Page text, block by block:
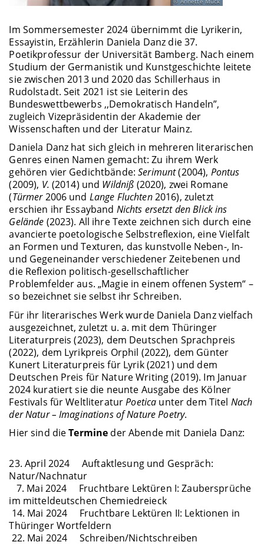
Im Sommersemester 2024 übernimmt die Lyrikerin,
Essayistin, Erzählerin Daniela Danz die 37.
Poetikprofessur der Universität Bamberg. Nach einem
Studium der Germanistik und Kunstgeschichte leitete
sie zwischen 2013 und 2020 das Schillerhaus in
Rudolstadt. Seit 2021 ist sie Leiterin des
Bundeswettbewerbs ,,Demokratisch Handeln”,
zugleich Vizepräsidentin der Akademie der
Wissenschaften und der Literatur Mainz.
Daniela Danz hat sich gleich in mehreren literarischen
Genres einen Namen gemacht: Zu ihrem Werk
gehören vier Gedichtbände:Serimunt(2004), Pontus
(2009), V. (2014) und Wildniß (2020), zwei Romane
(Türmer2006 und Lange Fluchten2016), zuletzt
erschien ihr Essayband Nichts ersetzt den Blick ins
Gelände (2023). All ihre Texte zeichnen sich durch eine
avancierte poetologische Selbstreflexion, eine Vielfalt
an Formen und Texturen, das kunstvolle Neben-, In-
und Gegeneinander verschiedener Zeitebenen und
die Reflexion politisch-gesellschaftlicher
Problemfelder aus. „Magie in einem offenen System“ –
so bezeichnet sie selbst ihr Schreiben.
Für ihr literarisches Werk wurde Daniela Danz vielfach
ausgezeichnet, zuletzt u. a. mit dem Thüringer
Literaturpreis (2023), dem Deutschen Sprachpreis
(2022), dem Lyrikpreis Orphil (2022), dem Günter
Kunert Literaturpreis für Lyrik (2021) und dem
Deutschen Preis für Nature Writing (2019). Im Januar
2024 kuratiert sie die neunte Ausgabe des Kölner
Festivals für WeltliteraturPoetica unter dem Titel Nach
der Natur – Imaginations of Nature Poetry.
Hier sind dieTermine der Abende mit Daniela Danz:
23. April 2024 Auftaktlesung und Gespräch:
Natur/Nachnatur
7. Mai 2024 Fruchtbare Lektüren I: Zaubersprüche
im mitteldeutschen Chemiedreieck
14. Mai 2024 Fruchtbare Lektüren II: Lektionen in
Thüringer Wortfeldern
22. Mai 2024 Schreiben/Nichtschreiben